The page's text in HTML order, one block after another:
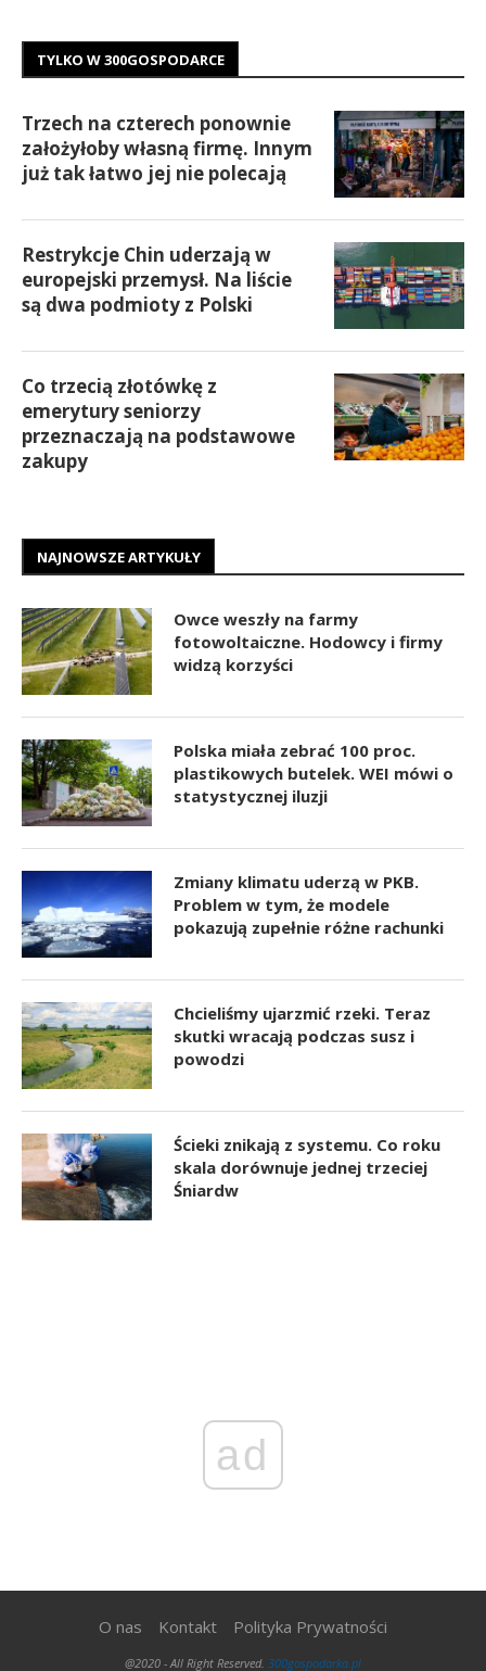
TYLKO W 300GOSPODARCE
Trzech na czterech ponownie
założyłoby własną firmę. Innym
już tak łatwo jej nie polecają
Restrykcje Chin uderzają w
europejski przemysł. Na liście
są dwa podmioty z Polski
Co trzecią złotówkę z
emerytury seniorzy
przeznaczają na podstawowe
zakupy
NAJNOWSZE ARTYKUŁY
Owce weszły na farmy
fotowoltaiczne. Hodowcy i firmy
widzą korzyści
Polska miała zebrać 100 proc.
plastikowych butelek. WEI mówi o
statystycznej iluzji
Zmiany klimatu uderzą w PKB.
Problem w tym, że modele
pokazują zupełnie różne rachunki
Chcieliśmy ujarzmić rzeki. Teraz
skutki wracają podczas susz i
powodzi
Ścieki znikają z systemu. Co roku
skala dorównuje jednej trzeciej
Śniardw
ad
O nas Kontakt Polityka Prywatności
@2020 - All Right Reserved. 300gospodarka.pl